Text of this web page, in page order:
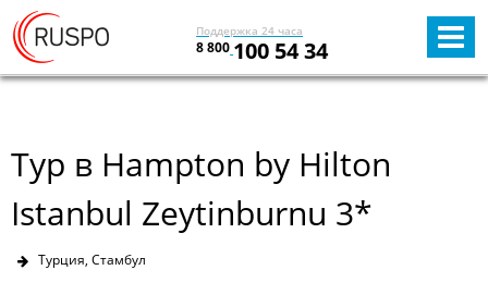
Поддержка 24 часа
8 800 100 54 34
Тур в Hampton by Hilton
Istanbul Zeytinburnu 3*
Турция, Стамбул